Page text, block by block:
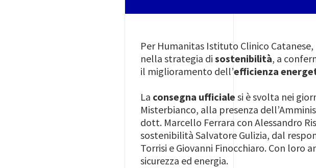
Per Humanitas Istituto Clinico
nella strategia disostenibilità, a
il miglioramento dell’efficienza
La consegna ufficiale si è svolta nei
Misterbianco, alla presenza
dott. Marcello Ferrara con Alessandro
sostenibilità Salvatore Gulizia, dal
Torrisi e Giovanni Finocchiaro. Con
sicurezza ed energia.